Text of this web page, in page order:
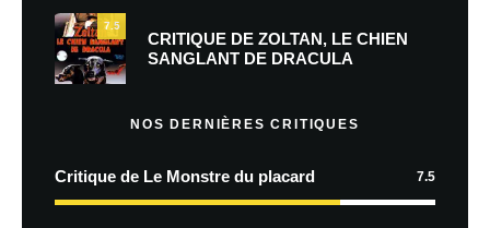
7.5
CRITIQUE DE ZOLTAN, LE CHIEN
SANGLANT DE DRACULA
NOS DERNIÈRES CRITIQUES
Critique de Le Monstre du placard 7.5